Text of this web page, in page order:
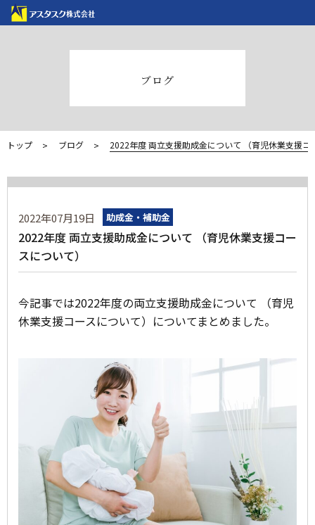
ブログ
トップ ブログ 2022年度 両立支援助成金について （育児休業支援コ
2022年07月19日 助成金・補助金
2022年度 両立支援助成金について （育児休業支援コー
スについて）
今記事では2022年度の両立支援助成金について （育児
休業支援コースについて）についてまとめました。